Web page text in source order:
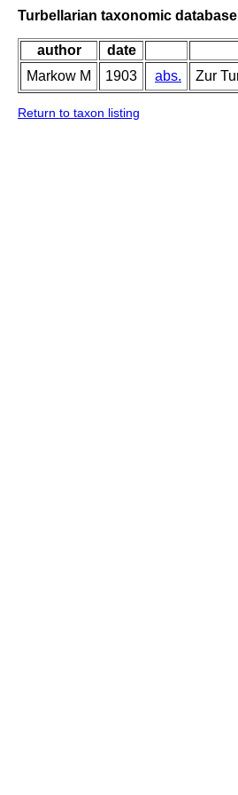
Turbellarian taxonomic database
author date
Markow M
1903 abs. Zur
Return to taxon listing